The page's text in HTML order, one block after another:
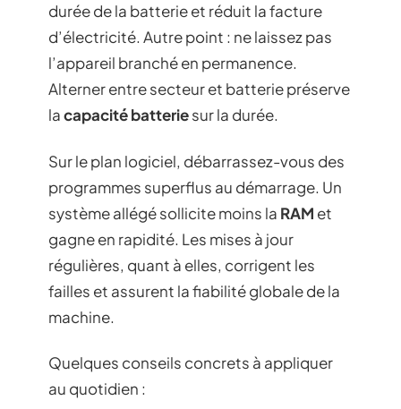
durée de la batterie et réduit la facture
d’électricité. Autre point : ne laissez pas
l’appareil branché en permanence.
Alterner entre secteur et batterie préserve
lacapacité batteriesur la durée.
Sur le plan logiciel, débarrassez-vous des
programmes superflus au démarrage. Un
système allégé sollicite moins la RAM et
gagne en rapidité. Les mises à jour
régulières, quant à elles, corrigent les
failles et assurent la fiabilité globale de la
machine.
Quelques conseils concrets à appliquer
au quotidien :